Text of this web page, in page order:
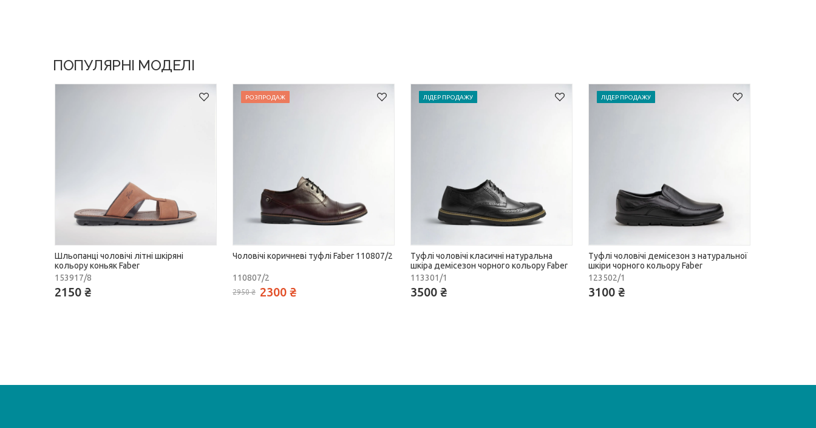
ПОПУЛЯРНІ МОДЕЛІ
Шльопанці чоловічі літні шкіряні
кольору коньяк Faber
153917/8
2150 ₴
РОЗПРОДАЖ
Чоловічі коричневі туфлі Faber 110807/2
110807/2
2950 ₴ 2300 ₴
ЛІДЕР ПРОДАЖУ
Туфлі чоловічі класичні натуральна
шкіра демісезон чорного кольору Faber
113301/1
3500 ₴
ЛІДЕР ПРОДАЖУ
Туфлі чоловічі демісезон з натуральної
шкіри чорного кольору Faber
123502/1
3100 ₴